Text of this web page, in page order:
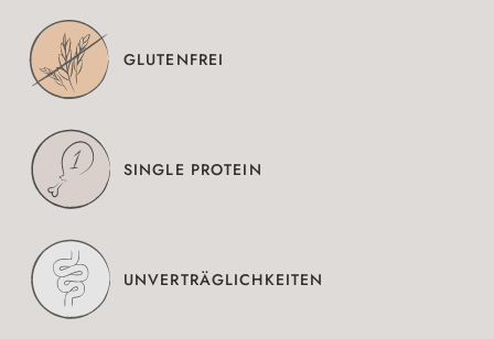
GLUTENFREI
SINGLE PROTEIN
UNVERTRÄGLICHKEITEN